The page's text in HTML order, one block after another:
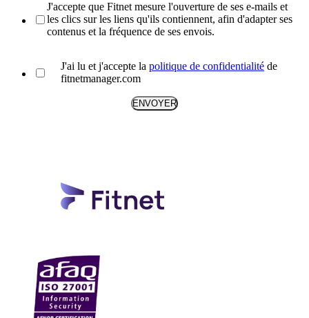
J'accepte que Fitnet mesure l'ouverture de ses e-mails et
les clics sur les liens qu'ils contiennent, afin d'adapter ses
contenus et la fréquence de ses envois.
J'ai lu et j'accepte la politique de confidentialité de
fitnetmanager.com